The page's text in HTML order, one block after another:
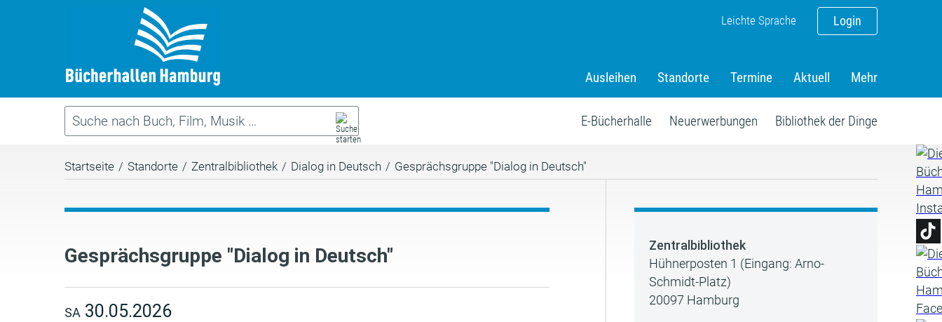
Login
Leichte Sprache
Ausleihen Standorte Termine Aktuell Mehr
E-Bücherhalle Neuerwerbungen Bibliothek der Dinge
Startseite / Standorte / Zentralbibliothek / Dialog in Deutsch / Gesprächsgruppe "Dialog in Deutsch"
Gesprächsgruppe "Dialog in Deutsch"
SA 30.05.2026
Zentralbibliothek
Hühnerposten 1 (Eingang: Arno-
Schmidt-Platz)
20097 Hamburg